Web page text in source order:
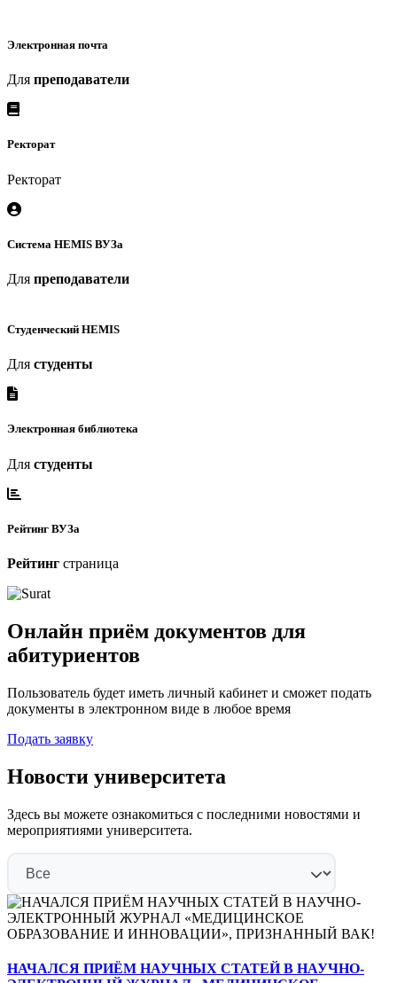
Электронная почта
Для преподаватели
Ректорат
Ректорат
Система HEMIS ВУЗа
Для преподаватели
Студенческий HEMIS
Для студенты
Электронная библиотека
Для студенты
Рейтинг ВУЗа
Рейтинг страница
Онлайн приём документов для
абитуриентов
Пользователь будет иметь личный кабинет и сможет подать
документы в электронном виде в любое время
Подать заявку
Новости университета
Здесь вы можете ознакомиться с последними новостями и
мероприятиями университета.
НАЧАЛСЯ ПРИЁМ НАУЧНЫХ СТАТЕЙ В НАУЧНО-